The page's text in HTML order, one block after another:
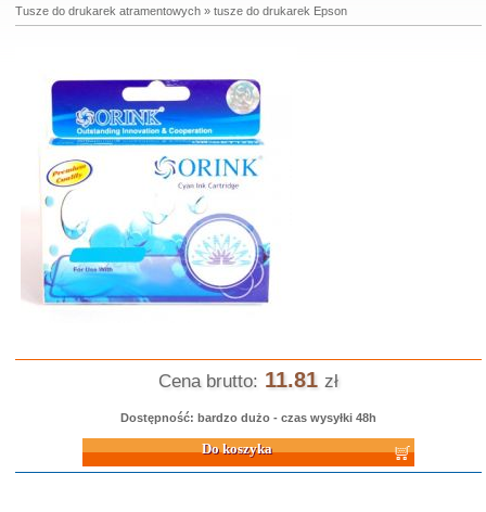
Tusze do drukarek atramentowych» tusze do drukarek Epson
Cena brutto: 11.81 zł
Dostępność: bardzo dużo - czas wysyłki 48h
Do koszyka